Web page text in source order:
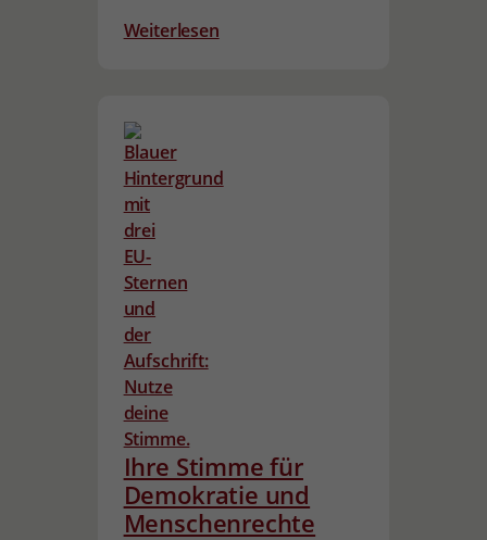
Weiterlesen
Ihre Stimme für
Demokratie und
Menschenrechte